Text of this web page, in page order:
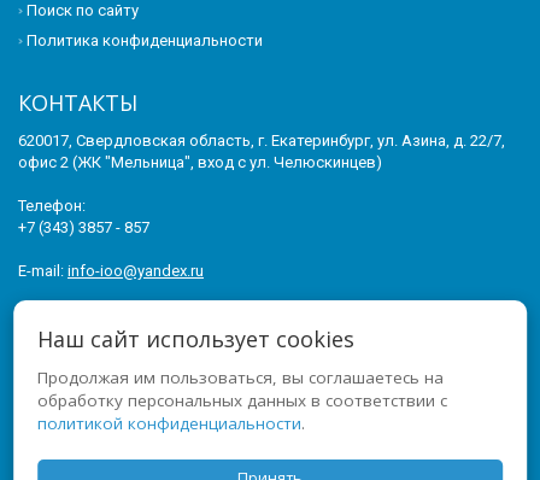
Поиск по сайту
Политика конфиденциальности
КОНТАКТЫ
620017, Свердловская область, г. Екатеринбург, ул. Азина, д. 22/7,
офис 2 (ЖК "Мельница", вход с ул. Челюскинцев)
Телефон:
+7 (343) 3857 - 857
E-mail: info-ioo@yandex.ru
ПРАВА ЗАЩИЩЕНЫ.
МЫ В СОЦСЕТЯХ
Наш сайт использует cookies
Продолжая им пользоваться, вы соглашаетесь на
обработку персональных данных в соответствии с
политикой конфиденциальности.